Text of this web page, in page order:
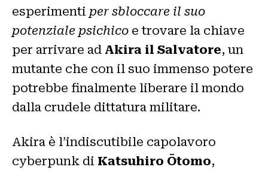
esperimenti per sbloccare il suo
potenziale psichico e trovare la chiave
per arrivare ad Akira il Salvatore, un
mutante che con il suo immenso potere
potrebbe finalmente liberare il mondo
dalla crudele dittatura militare.
Akira è l’indiscutibile capolavoro
cyberpunk di Katsuhiro Ōtomo,